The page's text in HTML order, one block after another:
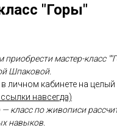
"Горы"
приобрести мастер-класс
Шпаковой.
личном кабинете на целый
навсегда)
класс по живописи
навыков.